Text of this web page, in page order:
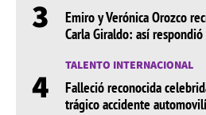
3
Emiro y Verónica Orozco
Carla Giraldo: así
4 TALENTO INTERNACIONAL
Falleció reconocida
trágico accidente